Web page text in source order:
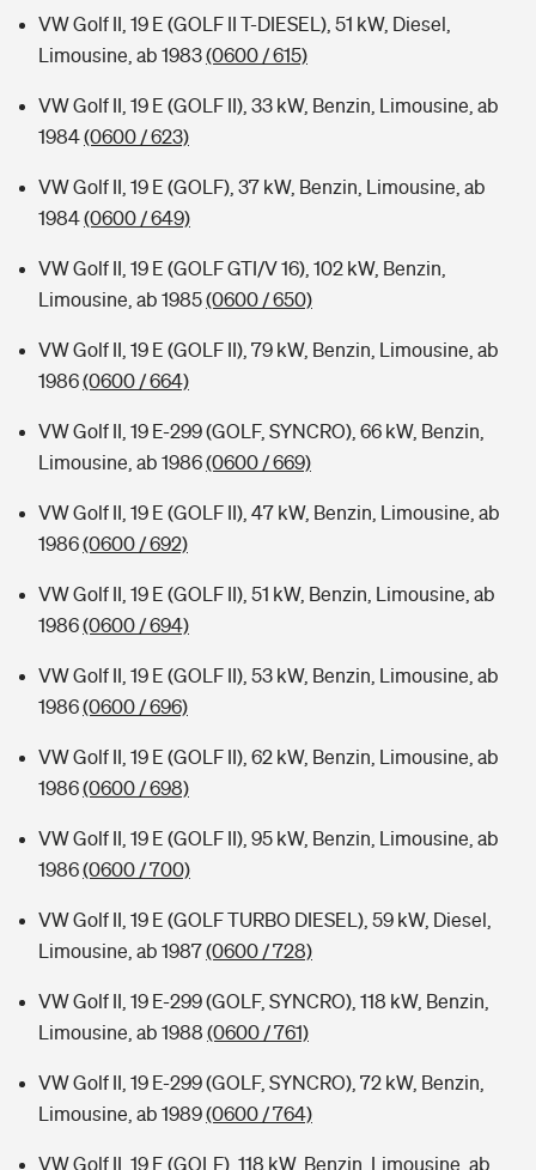
Sie haben Fragen?
VW Golf II, 19 E (GOLF II T-DIESEL), 51 kW, Diesel,
Limousine, ab 1983(0600 / 615)
VW Golf II, 19 E (GOLF II), 33 kW, Benzin, Limousine, ab
1984(0600 / 623)
VW Golf II, 19 E (GOLF), 37 kW, Benzin, Limousine, ab
1984(0600 / 649)
VW Golf II, 19 E (GOLF GTI/V 16), 102 kW, Benzin,
Limousine, ab 1985(0600 / 650)
VW Golf II, 19 E (GOLF II), 79 kW, Benzin, Limousine, ab
1986(0600 / 664)
VW Golf II, 19 E-299 (GOLF, SYNCRO), 66 kW, Benzin,
Limousine, ab 1986(0600 / 669)
VW Golf II, 19 E (GOLF II), 47 kW, Benzin, Limousine, ab
1986(0600 / 692)
VW Golf II, 19 E (GOLF II), 51 kW, Benzin, Limousine, ab
1986(0600 / 694)
VW Golf II, 19 E (GOLF II), 53 kW, Benzin, Limousine, ab
1986(0600 / 696)
VW Golf II, 19 E (GOLF II), 62 kW, Benzin, Limousine, ab
1986(0600 / 698)
VW Golf II, 19 E (GOLF II), 95 kW, Benzin, Limousine, ab
1986(0600 / 700)
VW Golf II, 19 E (GOLF TURBO DIESEL), 59 kW, Diesel,
Limousine, ab 1987(0600 / 728)
VW Golf II, 19 E-299 (GOLF, SYNCRO), 118 kW, Benzin,
Limousine, ab 1988 (0600 / 761)
VW Golf II, 19 E-299 (GOLF, SYNCRO), 72 kW, Benzin,
Limousine, ab 1989(0600 / 764)
VW Golf II, 19 E (GOLF), 118 kW, Benzin, Limousine, ab